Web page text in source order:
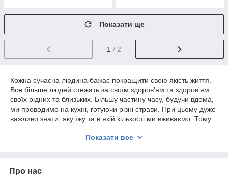
Показати ще
1 / 2
Кожна сучасна людина бажає покращити свою якість життя.
Все більше людей стежать за своїм здоров'ям та здоров'ям
своїх рідних та близьких. Більшу частину часу, будучи вдома,
ми проводимо на кухні, готуючи різні страви. При цьому дуже
важливо знати, яку їжу та в якій кількості ми вживаємо. Тому
Але відміряти потрібну кількість інгредієнтів, що входять до
Наш інтернет магазин вже не перший рік займається
Показати все
Про нас